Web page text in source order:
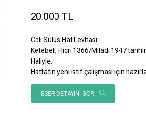
20.000 TL
Celi Sülüs Hat Levhası
Ketebeli, Hicri 1366/Miladi 1947 tarihli
Haliyle.
Hattatın yeni istif çalışması için
ESER DETAYINI GÖR